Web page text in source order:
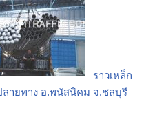
ราวเหล็ก
ายทาง อ.พนัสนิคม จ.ชลบุรี